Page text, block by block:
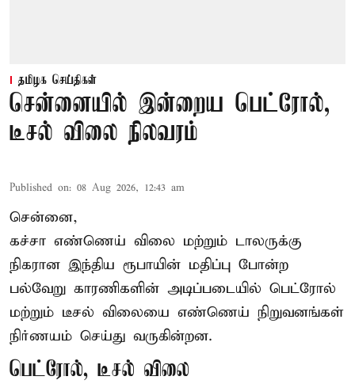
தமிழக செய்திகள்
சென்னையில் இன்றைய பெட்ரோல்,
டீசல் விலை நிலவரம்
Published on: 08 Aug 2026, 12:43 am
சென்னை,
கச்சா எண்ணெய் விலை மற்றும் டாலருக்கு
நிகரான இந்திய ரூபாயின் மதிப்பு போன்ற
பல்வேறு காரணிகளின் அடிப்படையில் பெட்ரோல்
மற்றும் டீசல் விலையை எண்ணெய் நிறுவனங்கள்
நிர்ணயம் செய்து வருகின்றன.
பெட்ரோல், டீசல் விலை